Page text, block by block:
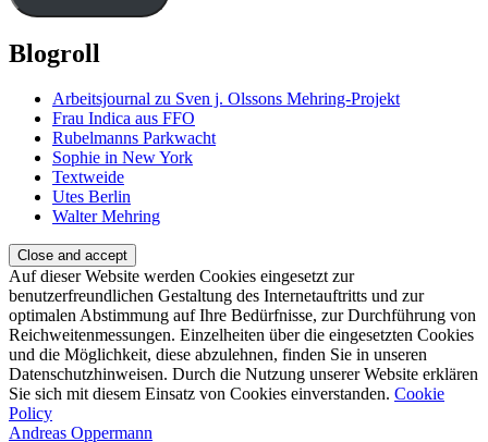
Blogroll
Arbeitsjournal zu Sven j. Olssons Mehring-Projekt
Frau Indica aus FFO
Rubelmanns Parkwacht
Sophie in New York
Textweide
Utes Berlin
Walter Mehring
Auf dieser Website werden Cookies eingesetzt zur
benutzerfreundlichen Gestaltung des Internetauftritts und zur
optimalen Abstimmung auf Ihre Bedürfnisse, zur Durchführung von
Reichweitenmessungen. Einzelheiten über die eingesetzten Cookies
und die Möglichkeit, diese abzulehnen, finden Sie in unseren
Datenschutzhinweisen. Durch die Nutzung unserer Website erklären
Sie sich mit diesem Einsatz von Cookies einverstanden. Cookie
Policy
Andreas Oppermann